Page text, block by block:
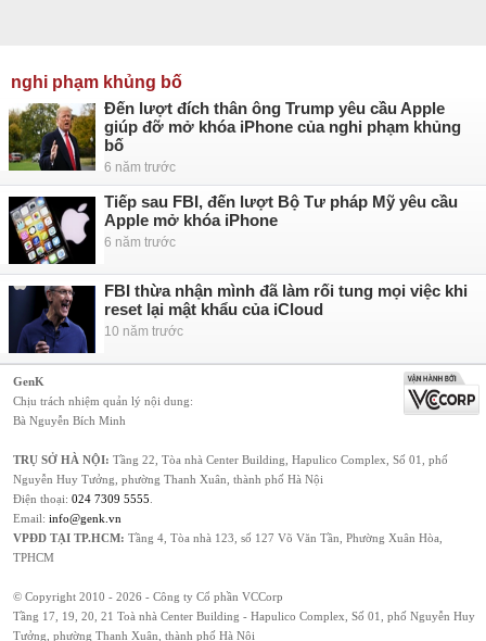
nghi phạm khủng bố
Đến lượt đích thân ông Trump yêu cầu Apple
giúp đỡ mở khóa iPhone của nghi phạm khủng
bố
6 năm trước
Tiếp sau FBI, đến lượt Bộ Tư pháp Mỹ yêu cầu
Apple mở khóa iPhone
6 năm trước
FBI thừa nhận mình đã làm rối tung mọi việc khi
reset lại mật khẩu của iCloud
10 năm trước
GenK
Chịu trách nhiệm quản lý nội dung:
Bà Nguyễn Bích Minh
TRỤ SỞ HÀ NỘI: Tầng 22, Tòa nhà Center Building, Hapulico Complex, Số 01, phố
Nguyễn Huy Tưởng, phường Thanh Xuân, thành phố Hà Nội
Điện thoại: 024 7309 5555
Email: info@genk.vn
VPĐD TẠI TP.HCM: Tầng 4, Tòa nhà 123, số 127 Võ Văn Tần, Phường Xuân Hòa,
TPHCM
© Copyright 2010 - 2026 - Công ty Cổ phần VCCorp
Tầng 17, 19, 20, 21 Toà nhà Center Building - Hapulico Complex, Số 01, phố Nguyễn Huy
Tưởng, phường Thanh Xuân, thành phố Hà Nội